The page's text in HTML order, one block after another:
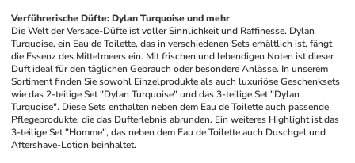
Verführerische Düfte: Dylan Turquoise und mehr
Die Welt der Versace-Düfte ist voller Sinnlichkeit und Raffinesse. Dylan
Turquoise, ein Eau de Toilette, das in verschiedenen Sets erhältlich ist, fängt
die Essenz des Mittelmeers ein. Mit frischen und lebendigen Noten ist dieser
Duft ideal für den täglichen Gebrauch oder besondere Anlässe. In unserem
Sortiment finden Sie sowohl Einzelprodukte als auch luxuriöse Geschenksets
wie das 2-teilige Set "Dylan Turquoise" und das 3-teilige Set "Dylan
Turquoise". Diese Sets enthalten neben dem Eau de Toilette auch passende
Pflegeprodukte, die das Dufterlebnis abrunden. Ein weiteres Highlight ist das
3-teilige Set "Homme", das neben dem Eau de Toilette auch Duschgel und
Aftershave-Lotion beinhaltet.